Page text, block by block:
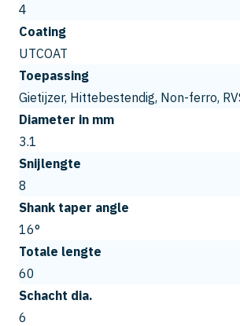
4
Coating
UTCOAT
Toepassing
Gietijzer, Hittebestendig, Non-ferro,
Diameter in mm
3.1
Snijlengte
8
Shank taper angle
16°
Totale lengte
60
Schacht dia.
6